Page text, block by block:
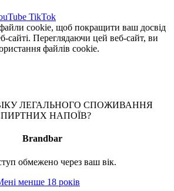
TikTok
cookie, щоб покращити ваш досвід
сайті. Переглядаючи цей веб-сайт, ви
файлів cookie.
ЛЕГАЛЬНОГО СПОЖИВАННЯ
НАПОЇВ?
Brandbar
обмежено через ваш вік.
менше 18 років